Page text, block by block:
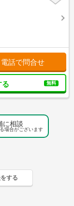
電話で問合せ
る 無料
に相談
場合がございます
する